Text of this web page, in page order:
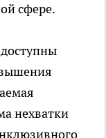
сфере.
нехватки